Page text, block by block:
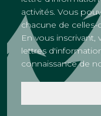
activités. Vous
chacune de celles-
En vous
lettres
connaissance de